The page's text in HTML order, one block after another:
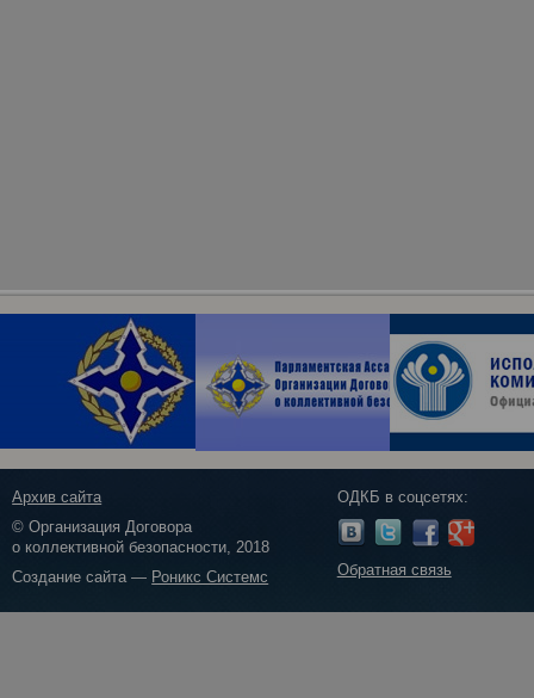
Архив сайта
© Организация Договора
о коллективной безопасности, 2018
Создание сайта — Роникс Системс
ОДКБ в соцсетях:
Обратная связь